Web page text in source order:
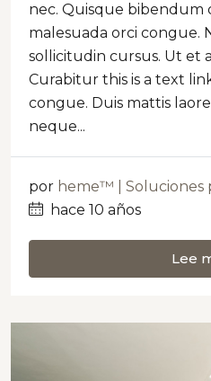
nec. Quisque bibendum
malesuada orci congue.
sollicitudin cursus. Ut et
Curabitur this is a text
congue. Duis mattis
neque...
por heme™ | Soluciones
hace 10 años
Lee